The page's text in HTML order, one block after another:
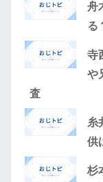
舟
る
寺
や
査
糸
供
杉